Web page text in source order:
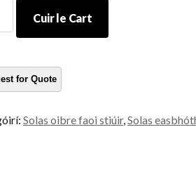
Cuir le Cart
Solas oibre faoi stiúir,Solas